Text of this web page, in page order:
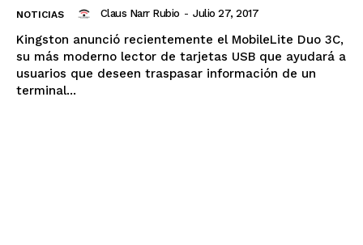
NOTICIAS Claus Narr Rubio - Julio 27, 2017
Kingston anunció recientemente el MobileLite Duo 3C,
su más moderno lector de tarjetas USB que ayudará a
usuarios que deseen traspasar información de un
terminal...